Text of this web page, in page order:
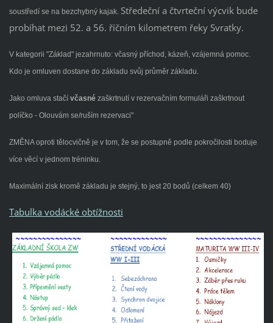
soustředí se na bezchybný kajak. Středeční a čtvrteční výcvik bude
probíhat mezi 52. a 56. říčním kilometrem řeky Svratky.
V kategorii "Základ" jezahrnuto: včasný příchod, kázeň, vzájemná pomoc.
Kdo je omluven dostane do základu svůj průměr základu.
Jako omluva stačí včasné zaškrtnutí v rezervačním formuláři zaškrtnout
políčko - Olouvám se/ruším rezervaci"
ZMĚNA oproti tělocvičně je v tom, že se postupně podle pokročilosti boduje
více věcí v jednom tréninku.
Maximální zisk kromě základu je stejný, to jest 20 bodů (celkem 40)
Tabulka vodácké obtížnosti